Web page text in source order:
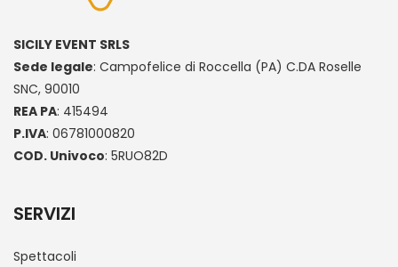
SICILY EVENT SRLS
Sede legale: Campofelice di Roccella (PA) C.DA Roselle
SNC, 90010
REA PA: 415494
P.IVA: 06781000820
COD. Univoco: 5RUO82D
SERVIZI
Spettacoli